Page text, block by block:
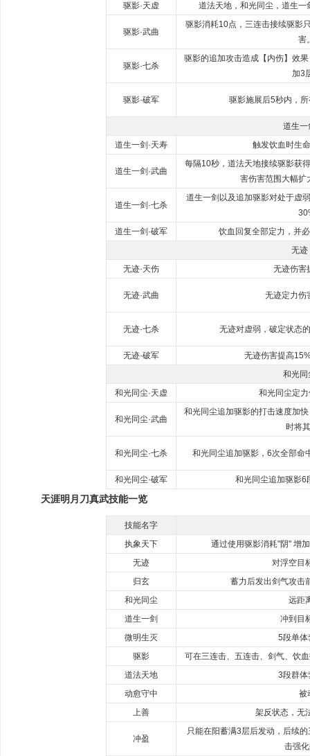
驱影·天虚
道法天地，和光同尘，道生
驱影·武曲
驱影消耗10点，三连击接续驱影
害
驱影·七杀
驱影的追加攻击造成【内伤】效
加3
驱影·破军 驱影施展后5秒内，
道生一
道生一剑·天寿
触发饮血时生
道生一剑·武曲
每隔10秒，道法天地接续驱影获
害伤害范围大幅扩
道生一剑·七杀
道生一剑以及追加驱影对处于虚
道生一剑·破军
饮血回复全部定力，并
无迹
无迹·天伤
无迹伤害
无迹·武曲 无迹定力伤
无迹·七杀 无迹对虚弱，破定状态
无迹·破军
无迹伤害提高
和光同
和光同尘·天虚
和光同尘定
和光同尘·武曲
和光同尘追加驱影的打击速度加
时将
和光同尘·七杀 和光同尘追加驱影，6次全部命
和光同尘·破军 和光同尘追加驱影6
天涯明月刀真武技能一览
技能名字
执象天下
通过使用驱影消耗"阴" 增
无迹
对浮空目
归玄
蓄力后发出剑气攻击
和光同尘
远距
道生一剑
冲到目
微明生灭
5段单体
驱影
可在三连击、五连击、剑气、饮
道法天地
3段群体
动愈守中
被
上善
架反状态，无
冲盈
只能在阳蓄满3层后发动，后续
击强